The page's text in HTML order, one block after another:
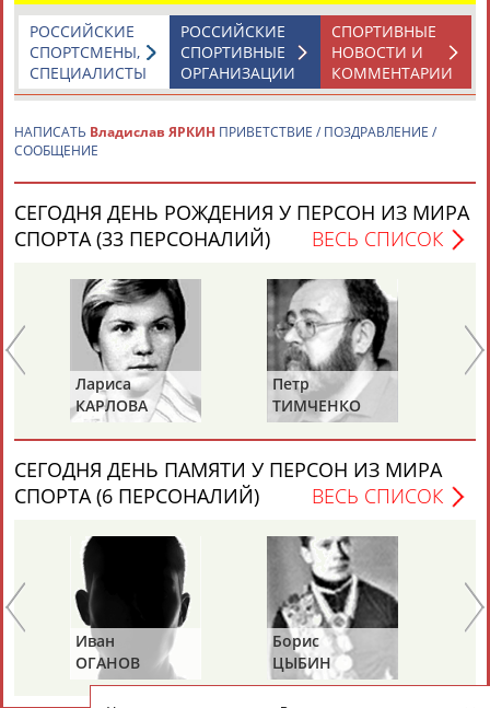
ТАБЛО АКТИВНОСТИ
ЦЕЛИ ПРОЕКТА КОНТАКТЫ НАШИ КНОПКИ РЕКЛАМА
Вопросы сотрудничества и совместной деятельностиinform@infosport.ru
© Стадион, 1998-2026
Разработка и поддержка ООО НАИТ «Стадион»
Адресов в новостной рассылке: 996
Подпишись
СПОРТИВНЫЕ
НОВОСТИ И
КОММЕНТАРИИ
РОССИЙСКИЕ
СПОРТИВНЫЕ
ОРГАНИЗАЦИИ
РОССИЙСКИЕ
СПОРТСМЕНЫ,
СПЕЦИАЛИСТЫ
НАПИСАТЬ Владислав ЯРКИН ПРИВЕТСТВИЕ / ПОЗДРАВЛЕНИЕ /
СООБЩЕНИЕ
СЕГОДНЯ ДЕНЬ РОЖДЕНИЯ У ПЕРСОН ИЗ МИРА
СПОРТА (33 ПЕРСОНАЛИЙ)
ВЕСЬ СПИСОК
Лариса
КАРЛОВА
Петр
ТИМЧЕНКО
СЕГОДНЯ ДЕНЬ ПАМЯТИ У ПЕРСОН ИЗ МИРА
СПОРТА (6 ПЕРСОНАЛИЙ)
ВЕСЬ СПИСОК
Иван
ОГАНОВ
Борис
ЦЫБИН